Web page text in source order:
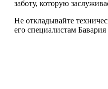
заботу, которую
Не откладывайте
его специалистам